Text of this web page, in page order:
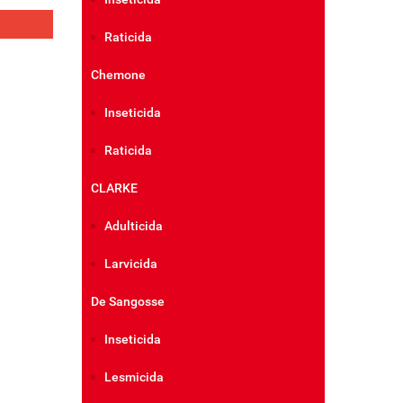
Raticida
Chemone
Inseticida
Raticida
CLARKE
Adulticida
Larvicida
De Sangosse
Inseticida
Lesmicida